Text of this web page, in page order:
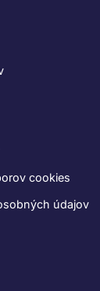
cookies
údajov